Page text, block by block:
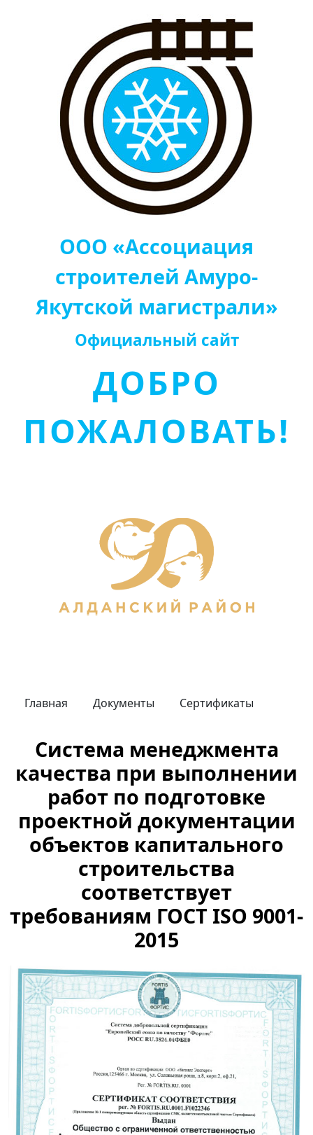
ООО «Ассоциация
строителей Амуро-
Якутской магистрали»
Официальный сайт
ДОБРО
ПОЖАЛОВАТЬ!
Главная Документы Сертификаты
Система менеджмента
качества при выполнении
работ по подготовке
проектной документации
объектов капитального
строительства
соответствует
требованиям ГОСТ ISO 9001-
2015